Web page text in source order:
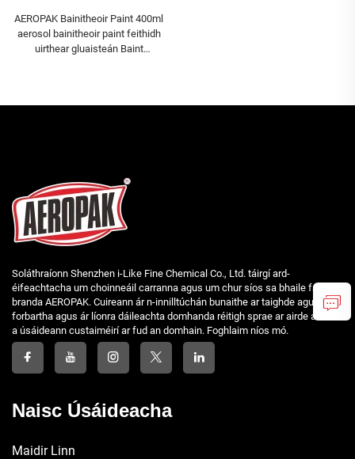
AEROPAK Bainitheoir Paint 400ml
aerosol bainitheoir paint feithidh
uirthear gluaisteán Baint
Soláthraíonn Shenzhen i-Like Fine Chemical Co., Ltd. táirgí ard-
éifeachtacha um choinneáil carranna agus um chur síos sa bhaile faoi
branda AEROPAK. Cuireann ár n-innilltúchán bunaithe ar taighde agus
forbartha agus ár líonra dáileachta domhanda réitigh sprae ar airde ar fáil
a úsáideann custaiméirí ar fud an domhain. Foghlaim níos mó.
Naisc Úsáideacha
Maidir Linn